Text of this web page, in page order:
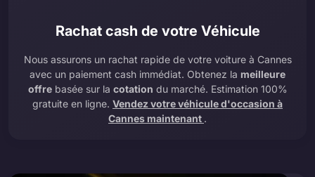
Rachat cash de votre Véhicule
Nous assurons un rachat rapide de votre voiture à Cannes
avec un paiement cash immédiat. Obtenez la meilleure
offrebasée sur la cotation du marché. Estimation 100%
gratuite en ligne. Vendez votre véhicule d'occasion à
Cannes maintenant .